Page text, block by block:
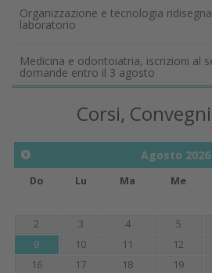
Organizzazione e tecnologia
laboratorio
Medicina e odontoiatria, iscrizioni al
domande entro il 3 agosto
Corsi,
Agosto 2026
Do Lu Ma Me
2
3 4 5
9
10 11 12
16
17 18 19